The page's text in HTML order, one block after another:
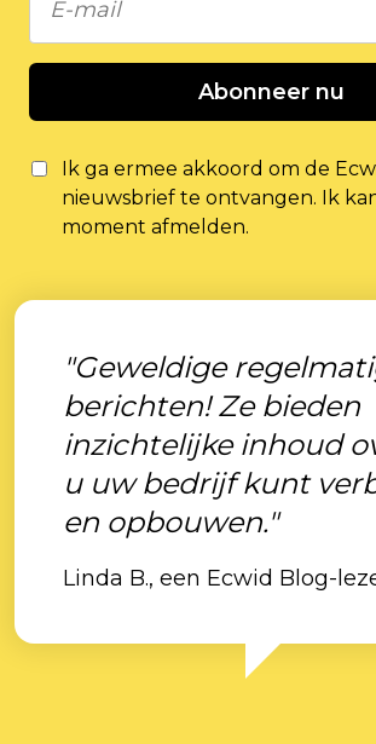
Abonneer nu
Ik ga ermee akkoord om de
nieuwsbrief te ontvangen. Ik
moment afmelden.
"Geweldige
berichten! Ze bieden
inzichtelijke inhoud
u uw bedrijf kunt
en opbouwen."
Linda B., een Ecwid Blog-